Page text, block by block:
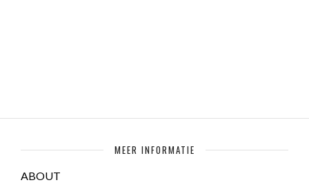
MEER INFORMATIE
ABOUT